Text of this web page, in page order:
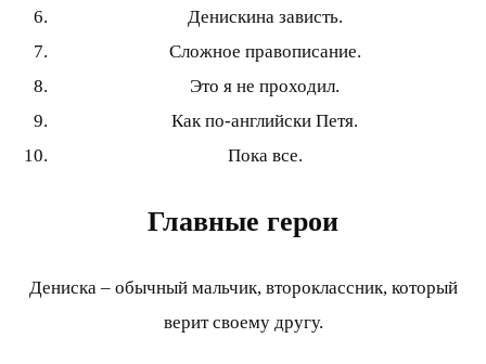
Денискина зависть.
Сложное правописание.
Это я не проходил.
Как по-английски Петя.
Пока все.
Главные герои
Дениска – обычный мальчик, второклассник, который
верит своему другу.